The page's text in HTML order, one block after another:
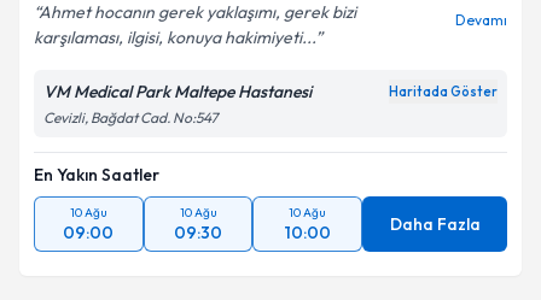
Ahmet hocanın gerek yaklaşımı, gerek bizi
karşılaması, ilgisi, konuya hakimiyeti...
Devamı
VM Medical Park Maltepe Hastanesi Haritada Göster
Cevizli, Bağdat Cad. No:547
En Yakın Saatler
10 Ağu
09:00
10 Ağu
09:30
10 Ağu
10:00 Daha Fazla